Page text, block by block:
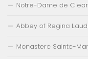
Notre-Dame de
Abbey of Regina
Monastere Sainte-